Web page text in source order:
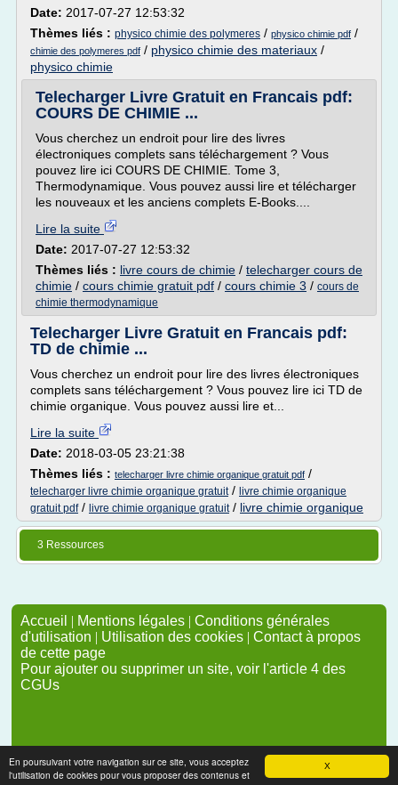
X
En poursuivant votre navigation sur ce site, vous acceptez
l'utilisation de cookies pour vous proposer des contenus et
Date: 2017-07-27 12:53:32
Thèmes liés : physico chimie des polymeres / physico chimie pdf /
chimie des polymeres pdf / physico chimie des materiaux /
physico chimie
Telecharger Livre Gratuit en Francais pdf:
COURS DE CHIMIE ...
Vous cherchez un endroit pour lire des livres
électroniques complets sans téléchargement ? Vous
pouvez lire ici COURS DE CHIMIE. Tome 3,
Thermodynamique. Vous pouvez aussi lire et télécharger
les nouveaux et les anciens complets E-Books....
Lire la suite
Date: 2017-07-27 12:53:32
Thèmes liés : livre cours de chimie / telecharger cours de
chimie / cours chimie gratuit pdf / cours chimie 3 / cours de
chimie thermodynamique
Telecharger Livre Gratuit en Francais pdf:
TD de chimie ...
Vous cherchez un endroit pour lire des livres électroniques
complets sans téléchargement ? Vous pouvez lire ici TD de
chimie organique. Vous pouvez aussi lire et...
Lire la suite
Date: 2018-03-05 23:21:38
Thèmes liés : telecharger livre chimie organique gratuit pdf /
telecharger livre chimie organique gratuit/ livre chimie organique
gratuit pdf/ livre chimie organique gratuit/ livre chimie organique
3 Ressources
Accueil | Mentions légales | Conditions générales
d'utilisation | Utilisation des cookies | Contact à propos
de cette page
Pour ajouter ou supprimer un site, voir l'article 4 des
CGUs